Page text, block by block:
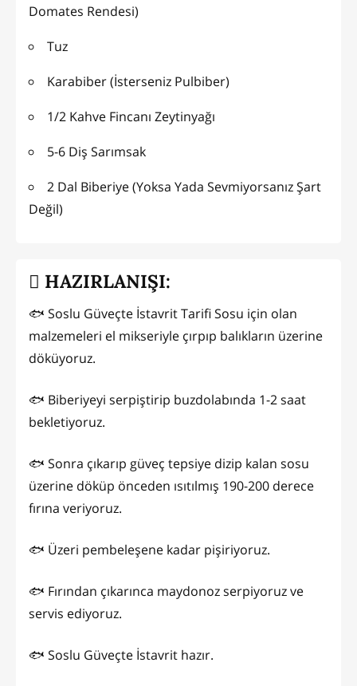
Domates Rendesi)
Tuz
Karabiber (İsterseniz Pulbiber)
1/2 Kahve Fincanı Zeytinyağı
5-6 Diş Sarımsak
2 Dal Biberiye (Yoksa Yada Sevmiyorsanız Şart
Değil)
HAZIRLANIŞI:
🐟 Soslu Güveçte İstavrit Tarifi Sosu için olan
malzemeleri el mikseriyle çırpıp balıkların üzerine
döküyoruz.
🐟 Biberiyeyi serpiştirip buzdolabında 1-2 saat
bekletiyoruz.
🐟 Sonra çıkarıp güveç tepsiye dizip kalan sosu
üzerine döküp önceden ısıtılmış 190-200 derece
fırına veriyoruz.
🐟 Üzeri pembeleşene kadar pişiriyoruz.
🐟 Fırından çıkarınca maydonoz serpiyoruz ve
servis ediyoruz.
🐟 Soslu Güveçte İstavrit hazır.